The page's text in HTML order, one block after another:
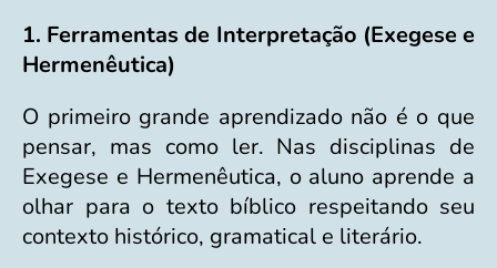
1. Ferramentas de Interpretação (Exegese e
Hermenêutica)
O primeiro grande aprendizado não é o que
pensar, mas como ler. Nas disciplinas de
Exegese e Hermenêutica, o aluno aprende a
olhar para o texto bíblico respeitando seu
contexto histórico, gramatical e literário.